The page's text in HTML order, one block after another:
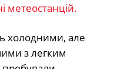
метеостанцій.
холодними, але
з легким